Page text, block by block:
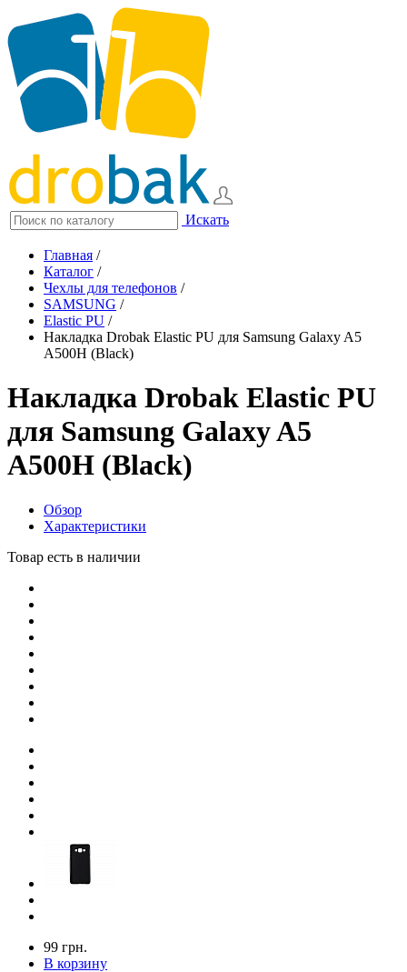
Искать
Главная /
Каталог /
Чехлы для телефонов /
SAMSUNG /
Elastic PU /
Накладка Drobak Elastic PU для Samsung Galaxy A5
A500H (Black)
Накладка Drobak Elastic PU
для Samsung Galaxy A5
A500H (Black)
Обзор
Характеристики
Товар есть в наличии
99 грн.
В корзину